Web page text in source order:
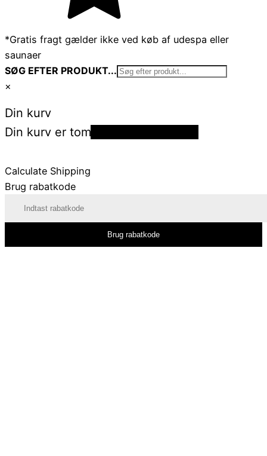
*Gratis fragt gælder ikke ved køb af udespa eller
saunaer
SØG EFTER PRODUKT...
×
Din kurv
Din kurv er tom
Calculate Shipping
Brug rabatkode
Brug rabatkode